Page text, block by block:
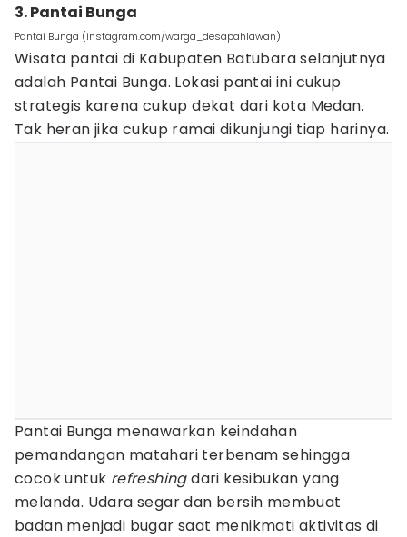
3. Pantai Bunga
Pantai Bunga (instagram.com/warga_desapahlawan)
Wisata pantai di Kabupaten Batubara selanjutnya
adalah Pantai Bunga. Lokasi pantai ini cukup
strategis karena cukup dekat dari kota Medan.
Tak heran jika cukup ramai dikunjungi tiap harinya.
Pantai Bunga menawarkan keindahan
pemandangan matahari terbenam sehingga
cocok untuk refreshingdari kesibukan yang
melanda. Udara segar dan bersih membuat
badan menjadi bugar saat menikmati aktivitas di